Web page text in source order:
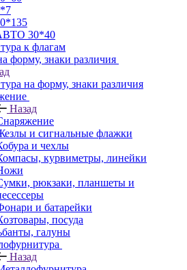
30*40
к флагам
форму, знаки различия
на форму, знаки различия
Назад
и сигнальные флажки
и чехлы
курвиметры, линейки
рюкзаки, планшеты и
и батарейки
посуда
галуны
Назад